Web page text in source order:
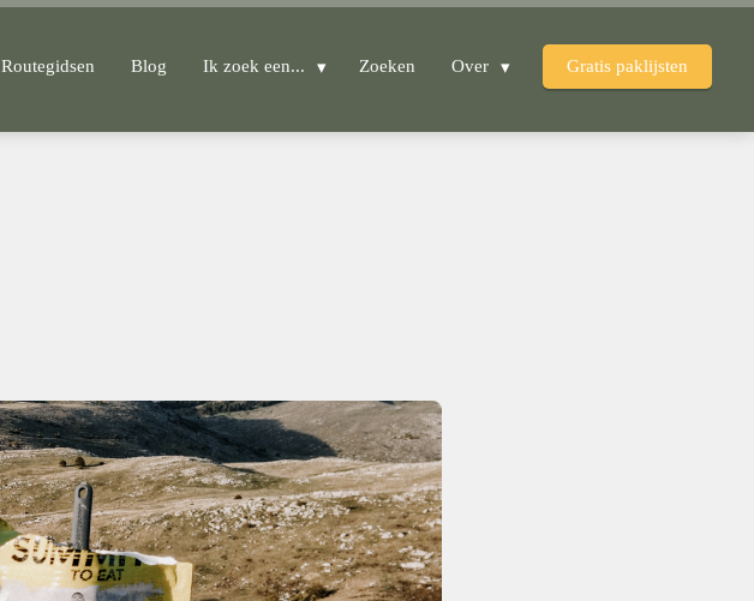
Routegidsen Blog Ik zoek een... Zoeken Over Gratis paklijsten